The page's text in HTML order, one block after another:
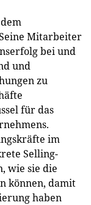
Mitarbeiter
bei und
und
zu
für das
im
Selling-
wie sie die
können, damit
haben